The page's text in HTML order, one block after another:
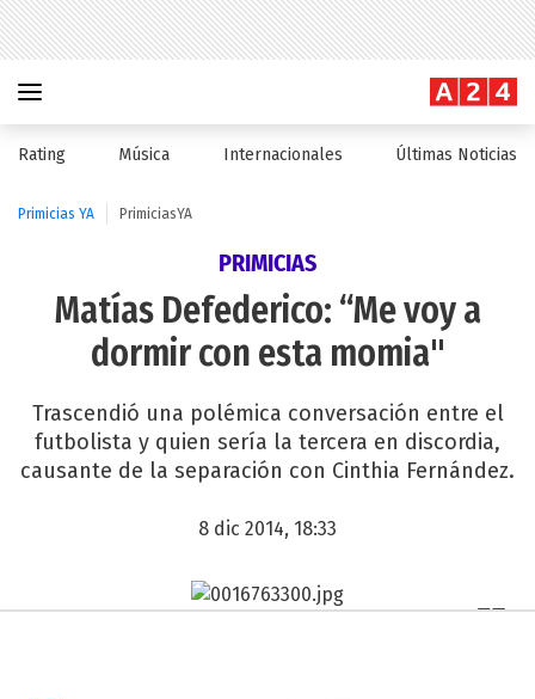
Rating Música Internacionales Últimas Noticias
Primicias YA PrimiciasYA
PRIMICIAS
Matías Defederico: “Me voy a
dormir con esta momia"
Trascendió una polémica conversación entre el
futbolista y quien sería la tercera en discordia,
causante de la separación con Cinthia Fernández.
8 dic 2014, 18:33